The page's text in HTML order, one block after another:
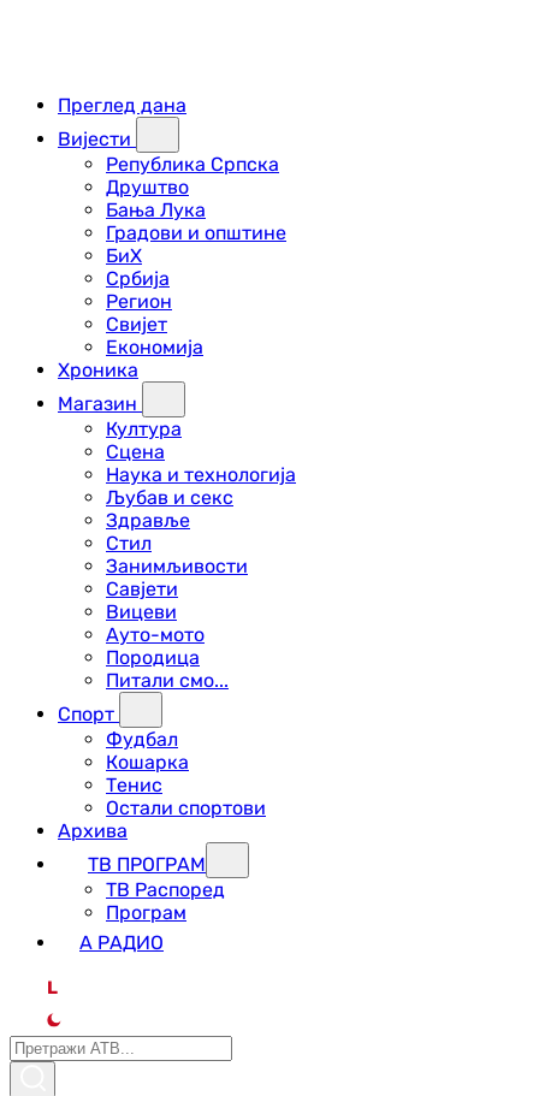
Преглед дана
Вијести
Република Српска
Друштво
Бања Лука
Градови и општине
БиХ
Србија
Регион
Свијет
Економија
Хроника
Магазин
Култура
Сцена
Наука и технологија
Љубав и секс
Здравље
Стил
Занимљивости
Савјети
Вицеви
Ауто-мото
Породица
Питали смо...
Спорт
Фудбал
Кошарка
Тенис
Остали спортови
Архива
ТВ ПРОГРАМ
ТВ Распоред
Програм
А РАДИО
L